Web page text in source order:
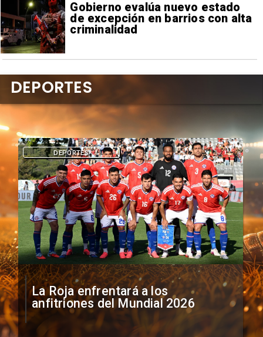
Gobierno evalúa nuevo estado
de excepción en barrios con alta
criminalidad
La Roja enfrentará a los
anfitriones del Mundial 2026
DEPORTES
DEPORTES